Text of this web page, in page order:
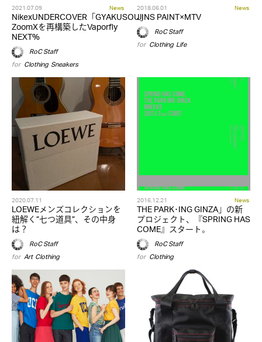
2021.07.09 News
NikexUNDERCOVER「GYAKUSOU」
ZoomXを再構築したVaporfly
NEXT%
RoC Staff
for Clothing,Sneakers
2018.06.01 News
JINS PAINT×MTV
RoC Staff
for Clothing,Life
2020.07.11
LOEWEメンズコレクションを
紐解く”七つ道具”、その中身
は？
RoC Staff
for Art,Clothing
2016.12.21 News
THE PARK･ING GINZA」の新
プロジェクト、『SPRING HAS
COME』スタート。
RoC Staff
for Clothing